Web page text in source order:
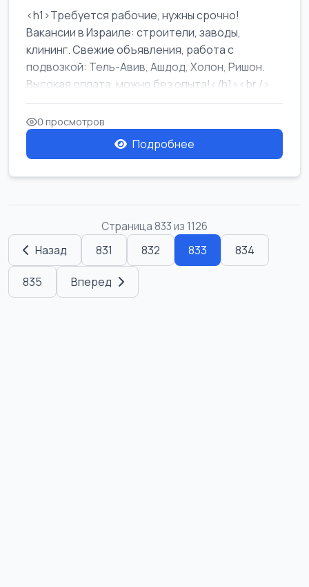
<h1>Требуется рабочие, нужны срочно!
Вакансии в Израиле: строители, заводы,
клининг. Свежие объявления, работа с
подвозкой: Тель-Авив, Ашдод, Холон, Ришон.
Высокая оплата, можно без опыта!</h1><br />
...
0 просмотров
Подробнее
Страница 833 из 1126
Назад 831 832 833 834
835 Вперед